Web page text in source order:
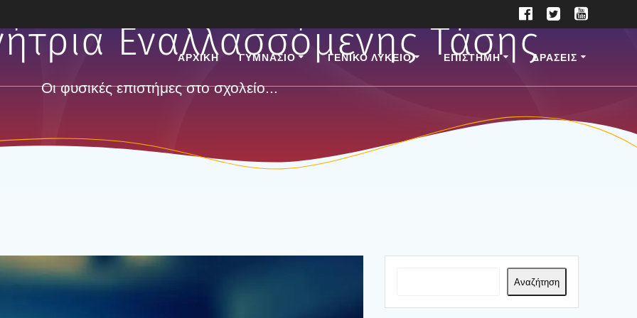
ΑΡΧΙΚΗ ΓΥΜΝΑΣΙΟ ΓΕΝΙΚΟ ΛΥΚΕΙΟ ΕΠΙ­ΣΤΗ­ΜΗ ΔΡΑΣΕΙΣ
Εναλλασσόμενης Τάσης
Οι φυσικές επιστήμες στο σχολείο...
Αναζήτηση